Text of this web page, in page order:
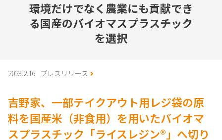
環境だけでなく農業にも貢献でき
る国産のバイオマスプラスチック
を選択
2023.2.16 プレスリリース
吉野家、一部テイクアウト用レジ袋の原
料を国産米（非食用）を用いたバイオマ
スプラスチック「ライスレジン®」へ切り